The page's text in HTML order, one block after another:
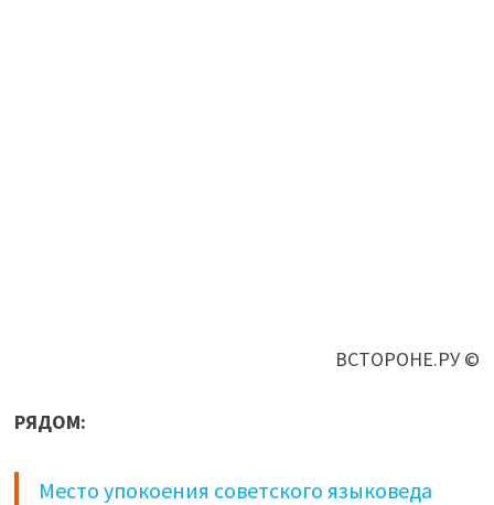
ВСТОРОНЕ.РУ ©
РЯДОМ:
Место упокоения советского языковеда